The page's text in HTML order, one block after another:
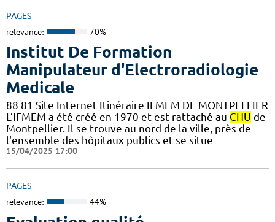
PAGES
relevance: 70%
Institut De Formation
Manipulateur d'Electroradiologie
Medicale
88 81 Site Internet Itinéraire IFMEM DE MONTPELLIER
L’IFMEM a été créé en 1970 et est rattaché au CHU de
Montpellier. Il se trouve au nord de la ville, près de
l'ensemble des hôpitaux publics et se situe
15/04/2025 17:00
PAGES
relevance: 44%